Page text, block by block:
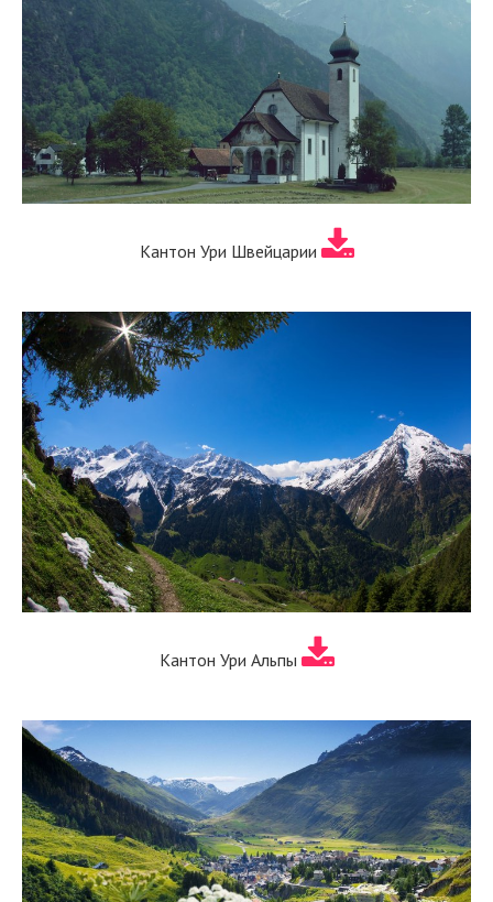
Кантон Ури Швейцарии
Кантон Ури Альпы